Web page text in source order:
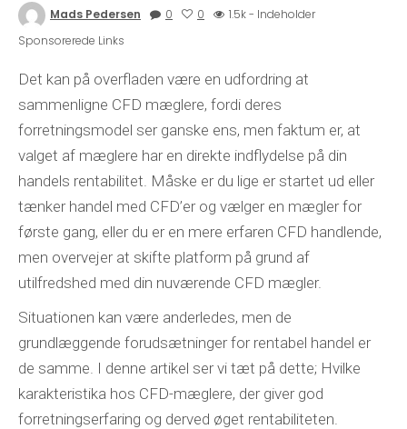
Mads Pedersen 0 0
1.5k - Indeholder
Sponsorerede Links
Det kan på overfladen være en udfordring at
sammenligne CFD mæglere, fordi deres
forretningsmodel ser ganske ens, men faktum er, at
valget af mæglere har en direkte indflydelse på din
handels rentabilitet. Måske er du lige er startet ud eller
tænker handel med CFD’er og vælger en mægler for
første gang, eller du er en mere erfaren CFD handlende,
men overvejer at skifte platform på grund af
utilfredshed med din nuværende CFD mægler.
Situationen kan være anderledes, men de
grundlæggende forudsætninger for rentabel handel er
de samme. I denne artikel ser vi tæt på dette; Hvilke
karakteristika hos CFD-mæglere, der giver god
forretningserfaring og derved øget rentabiliteten.